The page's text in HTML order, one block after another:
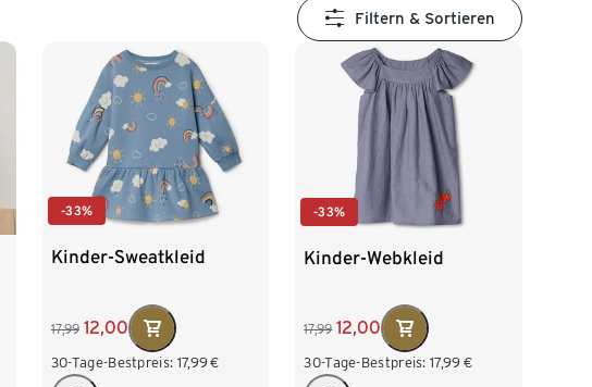
Filtern & Sortieren
-33%
Kinder-Sweatkleid
17,99 12,00
30-Tage-Bestpreis: 17,99€
-33%
Kinder-Webkleid
17,99 12,00
30-Tage-Bestpreis: 17,99 €